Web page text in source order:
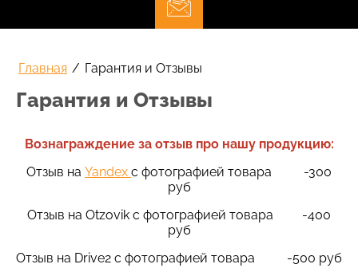
Главная / Гарантия и Отзывы
Гарантия и Отзывы
Вознаграждение за отзыв про нашу продукцию:
Отзыв на Yandex с фотографией товара -300
руб
Отзыв на Otzovik c фотографией товара -400
руб
Отзыв на Drive2 c фотографией товара -500 руб